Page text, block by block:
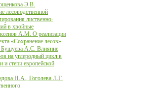
Э.В.
лесоводственной
лиственно-
в хвойные
А.М. О реализации
«Сохранение лесов»
А.С. Влияние
на углеродный цикл в
и степи европейской
Н.А., Гоголева Л.Г.